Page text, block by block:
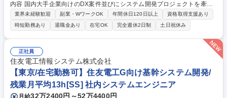
内容 国内大手企業向けのDX案件並びにシステム開発プロジェクトを牽引
するアーキテクトを求めています。技術者としての成長を意識して、常に
新しいテクノロジーのトレンドを意識し取り入れることにチャレンジでき
る方 をお待ちしております。【業務詳細】・オープン系業務システムやW
ebアプリケーションシステムのアーキテクチャ設計・使用するクラウドサ
ービスやフレームワークの選定・カスタマイズ・非機能要件や実装方式の
設計 ・設計標準のプロジェクトチームへの展開・AIツール（生成AI等）を
活用した開発プロセスの効率化・高度化の推進・顧客に対するAI駆動開発
（AIを前提とした開発スタイル）の企画・提案など 募集職種 ■＜産業＞
【産業システム開発第1部】東京:Web開発エンジニア(アプリケーション)
業界未経験歓迎 副業・WワークOK 年間休日120日以上
資格取得支援あり
時短勤務あり
退職金あり 在宅OK 完全週休2日制 土日祝休み
正社員
住友電工情報システム株式会社
【東京/在宅勤務可】住友電工G向け基幹システム開発/
残業月平均13h[SS] 社内システムエンジニア
月給32万2400円～52万4400円